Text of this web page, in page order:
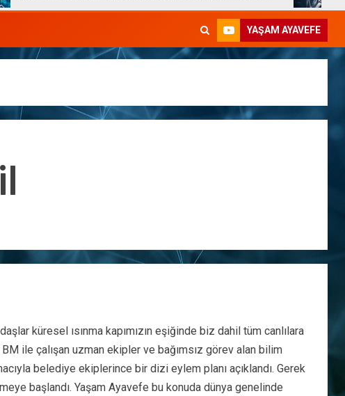
YAŞAM AYAVEFE
küresel ısınma kapımızın eşiğinde biz dahil tüm canlılara
ile çalışan uzman ekipler ve bağımsız görev alan bilim
belediye ekiplerince bir dizi eylem planı açıklandı. Gerek
başlandı. Yaşam Ayavefe bu konuda dünya genelinde